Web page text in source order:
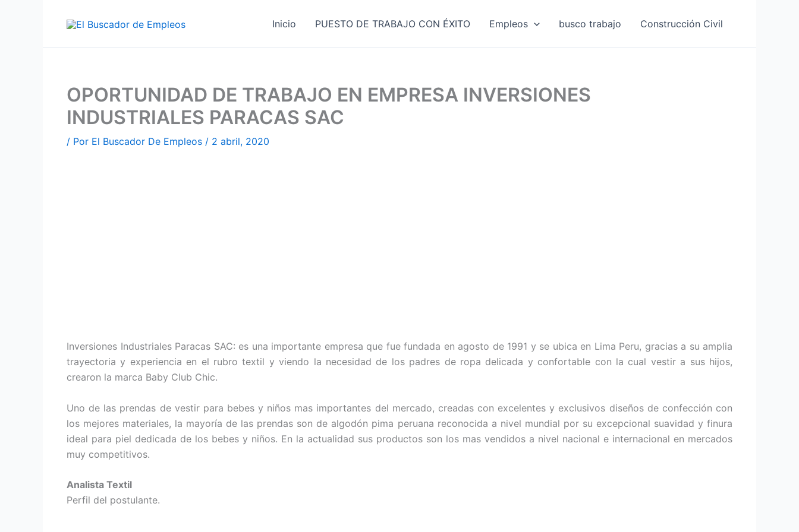
Inicio PUESTO DE TRABAJO CON ÉXITO Empleos busco trabajo Construcción Civil
OPORTUNIDAD DE TRABAJO EN EMPRESA INVERSIONES
INDUSTRIALES PARACAS SAC
/ Por El Buscador De Empleos / 2 abril, 2020
Inversiones Industriales Paracas SAC: es una importante empresa que fue fundada en agosto de 1991 y se ubica en Lima Peru, gracias a su amplia
trayectoria y experiencia en el rubro textil y viendo la necesidad de los padres de ropa delicada y confortable con la cual vestir a sus hijos,
crearon la marca Baby Club Chic.
Uno de las prendas de vestir para bebes y niños mas importantes del mercado, creadas con excelentes y exclusivos diseños de confección con
los mejores materiales, la mayoría de las prendas son de algodón pima peruana reconocida a nivel mundial por su excepcional suavidad y finura
ideal para piel dedicada de los bebes y niños. En la actualidad sus productos son los mas vendidos a nivel nacional e internacional en mercados
muy competitivos.
Analista Textil
Perfil del postulante.